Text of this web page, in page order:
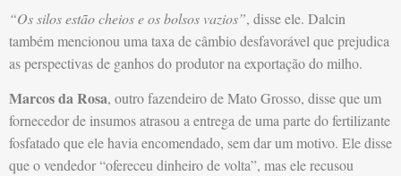
“Os silos estão cheios e os bolsos vazios”, disse ele. Dalcin
também mencionou uma taxa de câmbio desfavorável que prejudica
as perspectivas de ganhos do produtor na exportação do milho.
Marcos da Rosa, outro fazendeiro de Mato Grosso, disse que um
fornecedor de insumos atrasou a entrega de uma parte do fertilizante
fosfatado que ele havia encomendado, sem dar um motivo. Ele disse
que o vendedor “ofereceu dinheiro de volta”, mas ele recusou